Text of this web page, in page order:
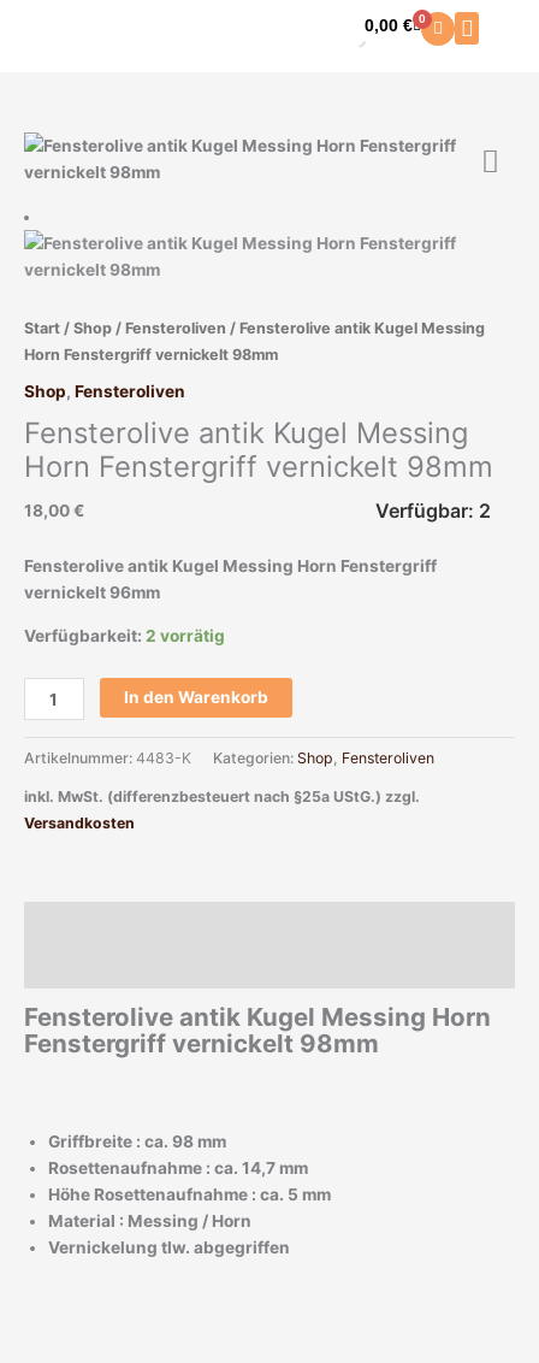
0,00€ 0
Warenkorb
Start / Shop / Fensteroliven / Fensterolive antik Kugel Messing
Horn Fenstergriff vernickelt 98mm
Shop, Fensteroliven
Fensterolive antik Kugel Messing
Horn Fenstergriff vernickelt 98mm
18,00€ Verfügbar: 2
Fensterolive antik Kugel Messing Horn Fenstergriff
vernickelt 96mm
Verfügbarkeit: 2 vorrätig
Fensterolive
antik
Messing
Horn
Fenstergriff
98mm
Menge
In den Warenkorb
Artikelnummer: 4483-K Kategorien: Shop Fensteroliven
inkl. MwSt. (differenzbesteuert nach §25a UStG.) zzgl.
Versandkosten
Fensterolive antik Kugel Messing Horn
Fenstergriff vernickelt 98mm
Griffbreite : ca. 98 mm
Rosettenaufnahme : ca. 14,7 mm
Höhe Rosettenaufnahme : ca. 5 mm
Material : Messing / Horn
Vernickelung tlw. abgegriffen